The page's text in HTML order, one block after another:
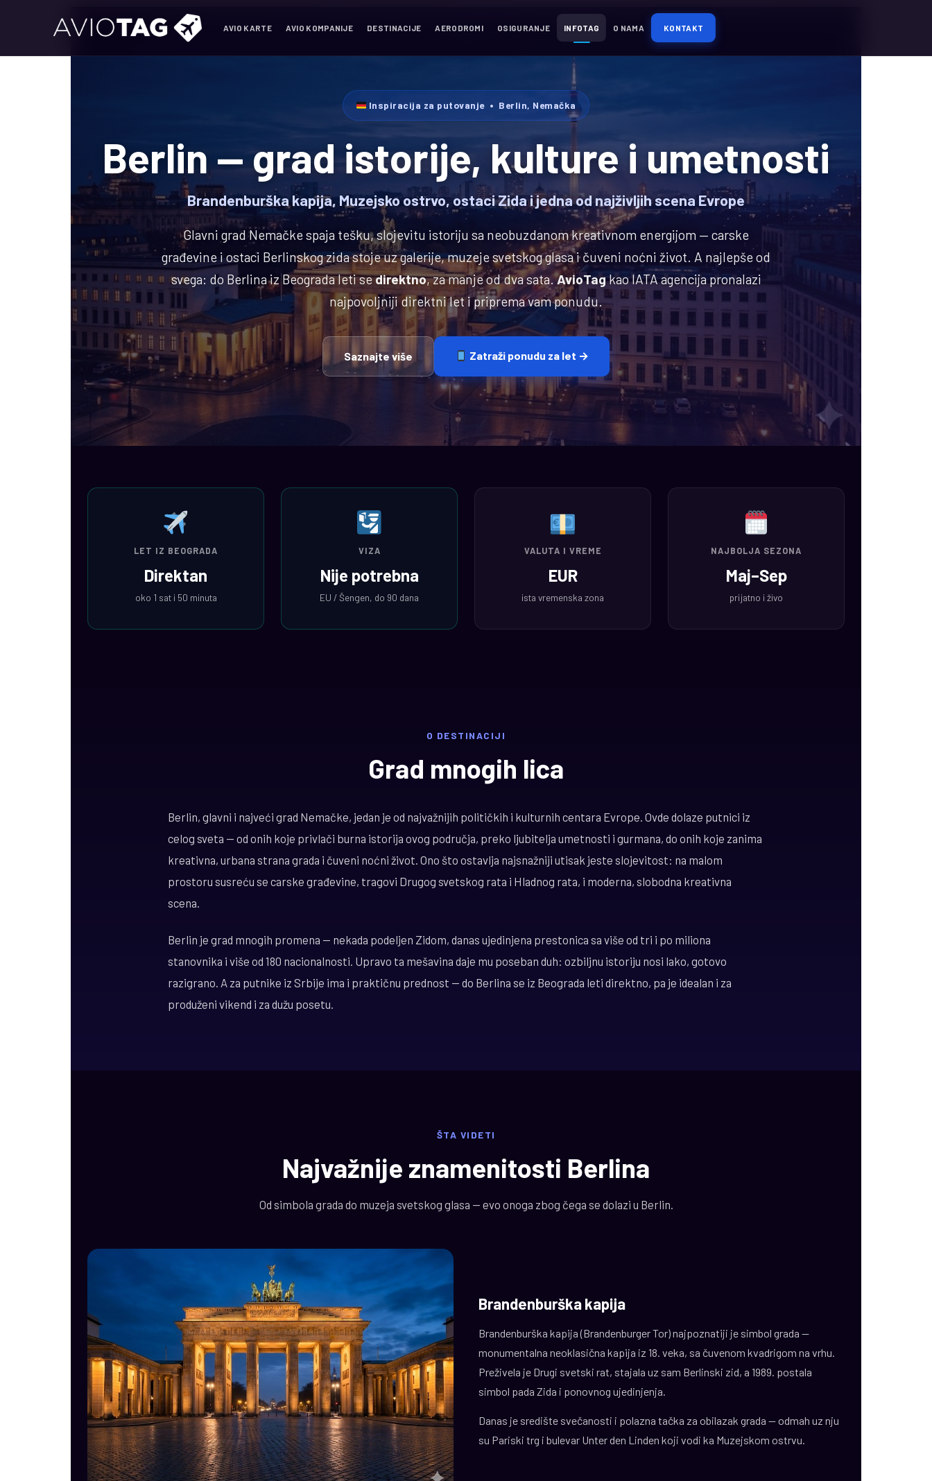
AVIO KARTE AVIO KOMPANIJE DESTINACIJE AERODROMI OSIGURANJE INFOTAG O NAMA KONTAKT
Inspiracija za putovanje • Berlin, Nemačka
Berlin — grad istorije, kulture i umetnosti
Brandenburška kapija, Muzejsko ostrvo, ostaci Zida i jedna od najživljih scena Evrope
Glavni grad Nemačke spaja tešku, slojevitu istoriju sa neobuzdanom kreativnom energijom — carske
građevine i ostaci Berlinskog zida stoje uz galerije, muzeje svetskog glasa i čuveni noćni život. A najlepše od
svega: do Berlina iz Beograda leti sedirektno, za manje od dva sata.AvioTagkao IATA agencija pronalazi
najpovoljniji direktni let i priprema vam ponudu.
Saznajte više Zatraži ponudu za let →
LET IZ BEOGRADA
Direktan
oko 1 sat i 50 minuta
VIZA
Nije potrebna
EU / Šengen, do 90 dana
VALUTA I VREME
EUR
ista vremenska zona
NAJBOLJA SEZONA
Maj–Sep
prijatno i živo
O DESTINACIJI
Grad mnogih lica
Berlin, glavni i najveći grad Nemačke, jedan je od najvažnijih političkih i kulturnih centara Evrope. Ovde dolaze putnici iz
celog sveta — od onih koje privlači burna istorija ovog područja, preko ljubitelja umetnosti i gurmana, do onih koje zanima
kreativna, urbana strana grada i čuveni noćni život. Ono što ostavlja najsnažniji utisak jeste slojevitost: na malom
prostoru susreću se carske građevine, tragovi Drugog svetskog rata i Hladnog rata, i moderna, slobodna kreativna
scena.
Berlin je grad mnogih promena — nekada podeljen Zidom, danas ujedinjena prestonica sa više od tri i po miliona
stanovnika i više od 180 nacionalnosti. Upravo ta mešavina daje mu poseban duh: ozbiljnu istoriju nosi lako, gotovo
razigrano. A za putnike iz Srbije ima i praktičnu prednost — do Berlina se iz Beograda leti direktno, pa je idealan i za
produženi vikend i za dužu posetu.
ŠTA VIDETI
Najvažnije znamenitosti Berlina
Od simbola grada do muzeja svetskog glasa — evo onoga zbog čega se dolazi u Berlin.
Brandenburška kapija
Brandenburška kapija (Brandenburger Tor) najpoznatiji je simbol grada —
monumentalna neoklasična kapija iz 18. veka, sa čuvenom kvadrigom na vrhu.
Preživela je Drugi svetski rat, stajala uz sam Berlinski zid, a 1989. postala
simbol pada Zida i ponovnog ujedinjenja.
Danas je središte svečanosti i polazna tačka za obilazak grada — odmah uz nju
su Pariski trg i bulevar Unter den Linden koji vodi ka Muzejskom ostrvu.